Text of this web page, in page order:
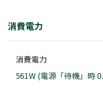
消費電力
消費電力
561W (電源「待機」時